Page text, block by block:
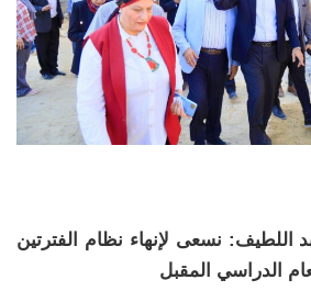
اللطيف: نسعى لإنهاء نظام الفترتين
الدراسي المقبل